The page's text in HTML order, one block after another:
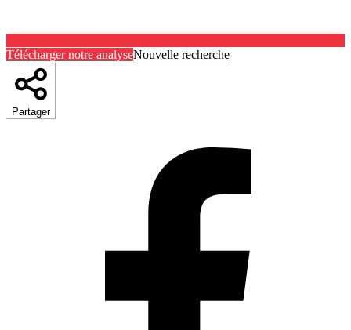
Télécharger notre analyseNouvelle recherche
Partager